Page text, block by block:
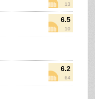
13
6.5
10
6.2
64